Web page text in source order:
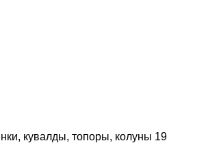
кувалды, топоры, колуны 19